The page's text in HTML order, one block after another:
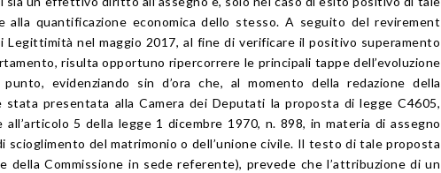
alla quantificazione economica dello stesso. A seguito del revirement
Legittimità nel maggio 2017, al fine di verificare il positivo superamento
risulta opportuno ripercorrere le principali tappe dell’evoluzione
evidenziando sin d’ora che, al momento della redazione della
stata presentata alla Camera dei Deputati la proposta di legge C4605,
all’articolo 5 della legge 1 dicembre 1970, n. 898, in materia di assegno
scioglimento del matrimonio o dell’unione civile. Il testo di tale proposta
della Commissione in sede referente), prevede che l’attribuzione di un